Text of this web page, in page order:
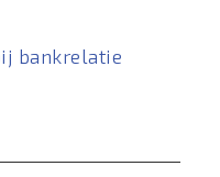
bankrelatie